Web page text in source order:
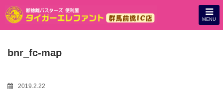
MENU
bnr_fc-map
2019.2.22